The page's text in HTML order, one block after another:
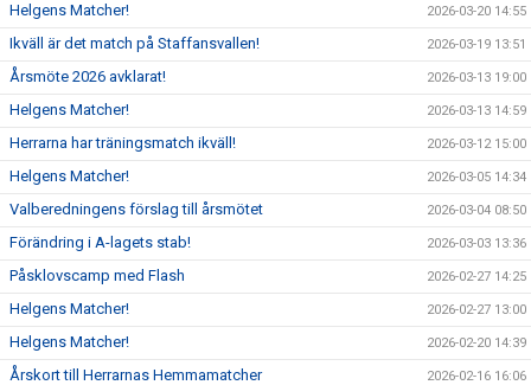
Helgens Matcher! 2026-03-20 14:55
Ikväll är det match på Staffansvallen! 2026-03-19 13:51
Årsmöte 2026 avklarat! 2026-03-13 19:00
Helgens Matcher! 2026-03-13 14:59
Herrarna har träningsmatch ikväll! 2026-03-12 15:00
Helgens Matcher! 2026-03-05 14:34
Valberedningens förslag till årsmötet 2026-03-04 08:50
Förändring i A-lagets stab! 2026-03-03 13:36
Påsklovscamp med Flash 2026-02-27 14:25
Helgens Matcher! 2026-02-27 13:00
Helgens Matcher! 2026-02-20 14:39
Årskort till Herrarnas Hemmamatcher 2026-02-16 16:06